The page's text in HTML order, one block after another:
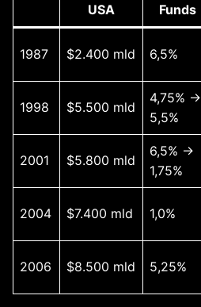
USA
Funds
1987 $2.400 mld 6,5%
1998 $5.500 mld
4,75% →
5,5%
2001 $5.800 mld
6,5% →
1,75%
2004 $7.400 mld 1,0%
2006 $8.500 mld 5,25%